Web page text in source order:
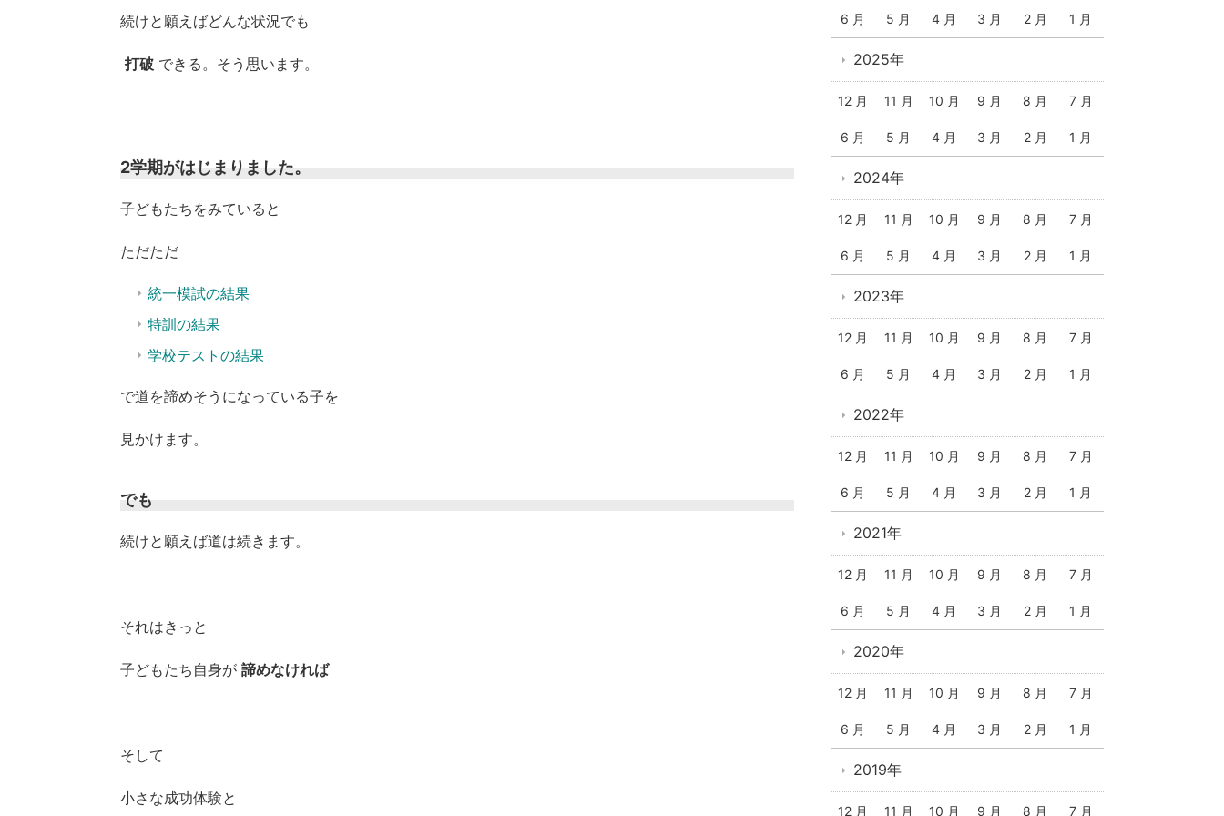
続けと願えばどんな状況でも
打破 できる。そう思います。
2学期がはじまりました。
子どもたちをみていると
ただただ
統一模試の結果
特訓の結果
学校テストの結果
で道を諦めそうになっている子を
見かけます。
でも
続けと願えば道は続きます。
それはきっと
子どもたち自身が 諦めなければ
そして
小さな成功体験と
6 月 5 月 4 月 3 月 2 月 1 月
2025年
12 月 11 月 10 月 9 月 8 月 7 月
6 月 5 月 4 月 3 月 2 月 1 月
2024年
12 月 11 月 10 月 9 月 8 月 7 月
6 月 5 月 4 月 3 月 2 月 1 月
2023年
12 月 11 月 10 月 9 月 8 月 7 月
6 月 5 月 4 月 3 月 2 月 1 月
2022年
12 月 11 月 10 月 9 月 8 月 7 月
6 月 5 月 4 月 3 月 2 月 1 月
2021年
12 月 11 月 10 月 9 月 8 月 7 月
6 月 5 月 4 月 3 月 2 月 1 月
2020年
12 月 11 月 10 月 9 月 8 月 7 月
6 月 5 月 4 月 3 月 2 月 1 月
2019年
12 月 11 月 10 月 9 月 8 月 7 月